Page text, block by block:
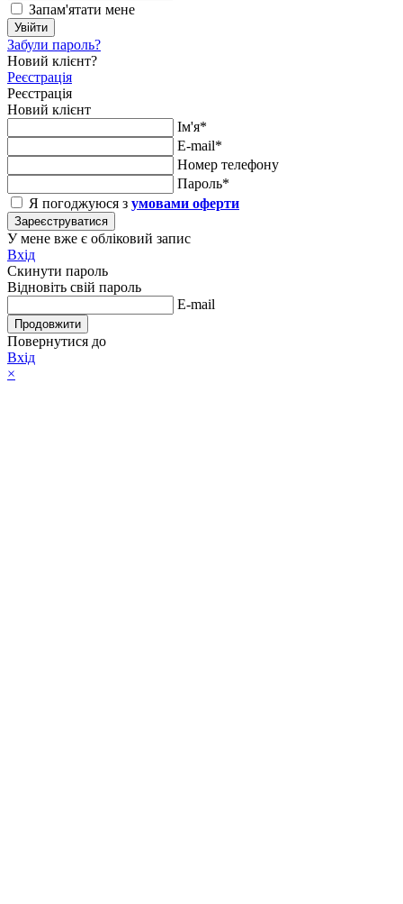
Запам'ятати мене
Увійти
Забули пароль?
Новий клієнт?
Реєстрація
Реєстрація
Новий клієнт
Ім'я*
E-mail*
Номер телефону
Пароль*
Я погоджуюся з умовами оферти
Зареєструватися
У мене вже є обліковий запис
Вхід
Скинути пароль
Відновіть свій пароль
E-mail
Продовжити
Повернутися до
Вхід
×